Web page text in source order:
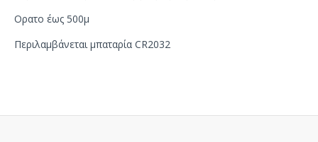
Оρατο έως 500μ
Περιλαμβάνεται μπαταρία CR2032